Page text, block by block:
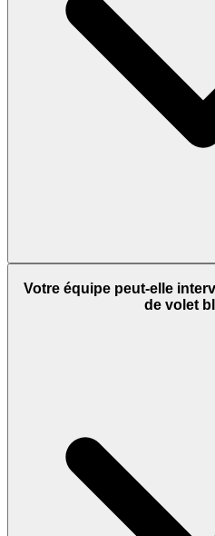
Votre équipe peut-elle
de volet